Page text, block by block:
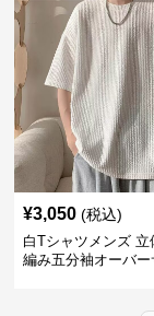
¥3,050 (税込)
白Tシャツメンズ 立
編み五分袖オーバ